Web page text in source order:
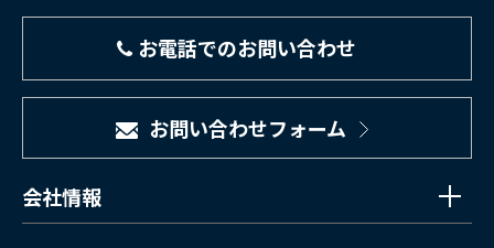
お電話でのお問い合わせ
お問い合わせフォーム
会社情報